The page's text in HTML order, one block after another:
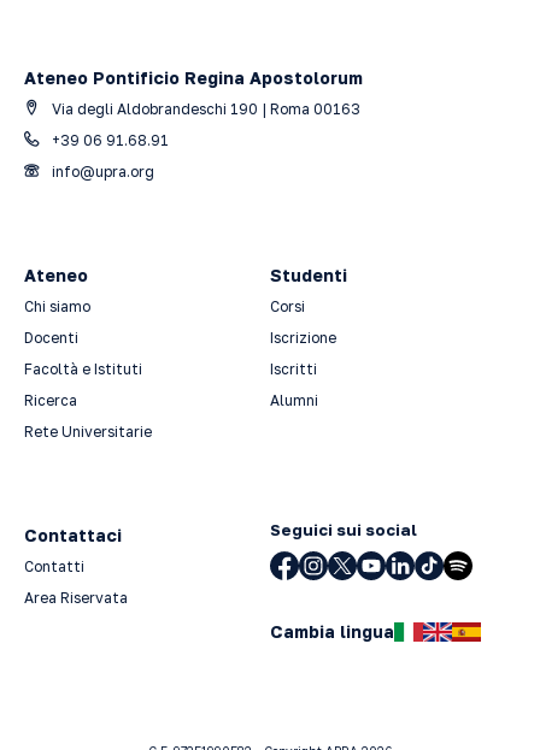
Ateneo Pontificio Regina Apostolorum
Via degli Aldobrandeschi 190 | Roma 00163
+39 06 91.68.91
info@upra.org
Ateneo
Chi siamo
Docenti
Facoltà e Istituti
Ricerca
Rete Universitarie
Studenti
Corsi
Iscrizione
Iscritti
Alumni
Contattaci
Contatti
Area Riservata
Seguici sui social
Cambia lingua